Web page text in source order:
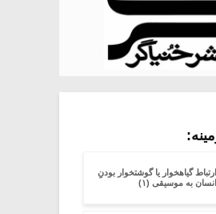
ارتباط گیاهخوار یا گوشتخوار بودنِ
انسان به موسیقی (۱)